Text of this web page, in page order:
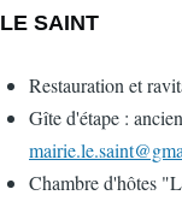
LE SAINT
Restauration et
Gîte d'étape :
Chambre d'hôtes